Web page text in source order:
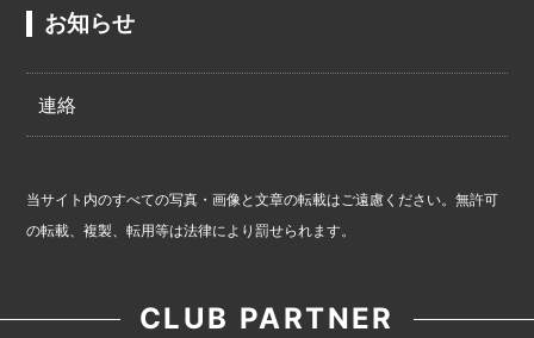
お知らせ
連絡
当サイト内のすべての写真・画像と文章の転載はご遠慮ください。無許可
の転載、複製、転用等は法律により罰せられます。
CLUB PARTNER